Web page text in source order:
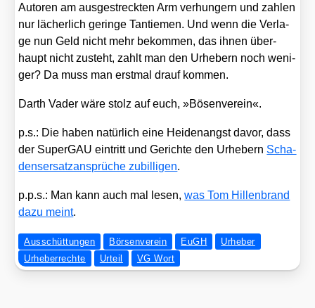
Autoren am aus­ge­streck­ten Arm ver­hun­gern und zah­len
nur lächer­lich gerin­ge Tan­tie­men. Und wenn die Ver­la­
ge nun Geld nicht mehr bekom­men, das ihnen über­
haupt nicht zusteht, zahlt man den Urhe­bern noch weni­
ger? Da muss man erst­mal drauf kom­men.
Darth Vader wäre stolz auf euch, »Bösen­ver­ein«.
p.s.: Die haben natür­lich eine Hei­den­angst davor, dass
der Super­GAU ein­tritt und Gerich­te den Urhe­bern Scha­
dens­er­satz­an­sprü­che zubil­li­gen.
p.p.s.: Man kann auch mal lesen,was Tom Hil­len­brand
dazu meint.
Ausschüttungen Börsenverein EuGH
Urheber
Urheberrechte
Urteil VG Wort